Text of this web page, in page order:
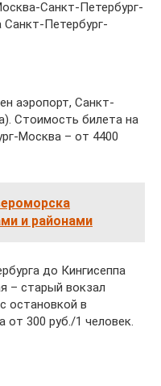
Санкт-Петербург-
Санкт-Петербург-
аэропорт, Санкт-
Стоимость билета на
Москва – от 4400
и районами
до Кингисеппа
– старый вокзал
остановкой в
от 300 руб./1 человек.